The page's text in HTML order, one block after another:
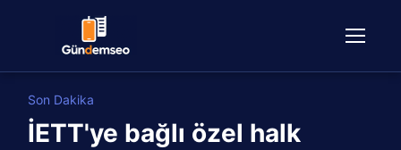
Son Dakika
İETT'ye bağlı özel halk